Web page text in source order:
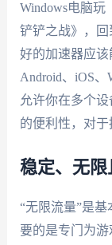
Windows电脑玩
铲铲之战》，回
好的加速器应
Android、iOS、
允许你在多个
的便利性，对于
稳定、无
“无限流量”是
要的是专门为